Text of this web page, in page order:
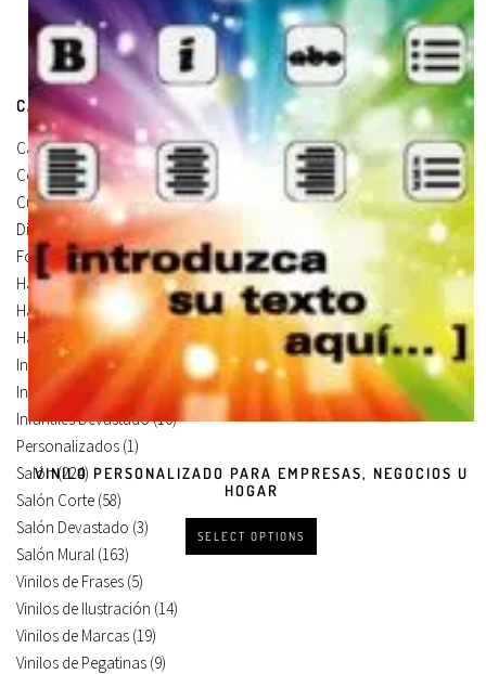
VINILO PERSONALIZADO PARA EMPRESAS, NEGOCIOS U
HOGAR
SELECT OPTIONS
CATEGORÍAS DE PRODUCTOS
Carteles Para Puertas(3)
Cocina(13)
Cuadros en Vinilos
(105)
Diseños en Vinilo(8)
Foto Lienzo(51)
Habitación (4)
Habitación Corte
(3)
Habitación Devastado
Infantiles(75)
Infantiles Corte
(65)
Infantiles Devastado(10)
Personalizados (1)
Salón(224)
Salón Corte (58)
Salón Devastado (3)
Salón Mural (163)
Vinilos de Frases (5)
Vinilos de Ilustración (14)
Vinilos de Marcas (19)
Vinilos de Pegatinas (9)